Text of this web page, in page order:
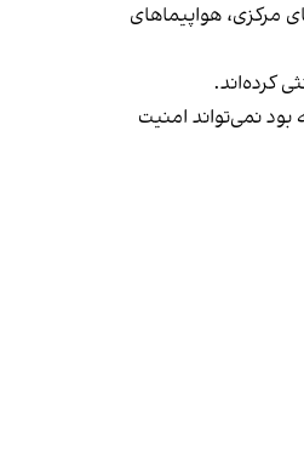
مرکزی، هواپیماهای
نمی‌تواند امنیت